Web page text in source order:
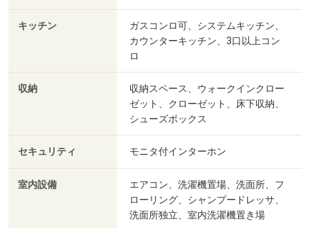
キッチン
ガスコンロ可、システムキッチン、
カウンターキッチン、3口以上コン
ロ
収納
収納スペース、ウォークインクロー
ゼット、クローゼット、床下収納、
シューズボックス
セキュリティ モニタ付インターホン
室内設備
エアコン、洗濯機置場、洗面所、フ
ローリング、シャンプードレッサ、
洗面所独立、室内洗濯機置き場